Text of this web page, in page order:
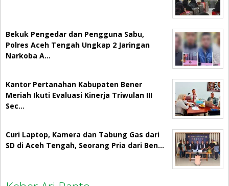
Bekuk Pengedar dan Pengguna Sabu,
Polres Aceh Tengah Ungkap 2 Jaringan
Narkoba A…
Kantor Pertanahan Kabupaten Bener
Meriah Ikuti Evaluasi Kinerja Triwulan III
Sec…
Curi Laptop, Kamera dan Tabung Gas dari
SD di Aceh Tengah, Seorang Pria dari Ben…